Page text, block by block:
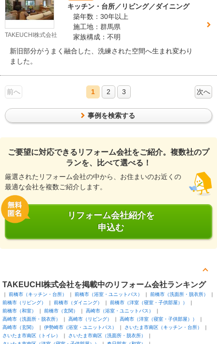
TAKEUCHI株式会社
キッチン・台所／リビング／ダイニング
築年数：30年以上
施工地：群馬県
家族構成：不明
新旧部分がうまく融合した、洗練された空間へ生まれ変わり
ました。
前へ 1 2 3 次へ
事例を検索する
ご要望に対応できるリフォーム会社をご紹介。複数社のプ
ランを、比べて選べる！
厳選されたリフォーム会社の中から、お住まいのお近くの
最適な会社を複数ご紹介します。
リフォーム会社紹介を
申込む
TAKEUCHI株式会社を掲載中のリフォーム会社ランキング
前橋市（キッチン・台所） 前橋市（浴室・ユニットバス）
前橋市（洗面所・脱衣所）
前橋市（リビング）
前橋市（ダイニング）
前橋市（洋室（寝室・子供部屋））
前橋市（和室）
前橋市（玄関）
高崎市（浴室・ユニットバス）
高崎市（洗面所・脱衣所）
高崎市（リビング）
高崎市（洋室（寝室・子供部屋））
高崎市（玄関）
伊勢崎市（浴室・ユニットバス）
さいたま市南区（キッチン・台所）
さいたま市南区（トイレ）
さいたま市南区（洗面所・脱衣所）